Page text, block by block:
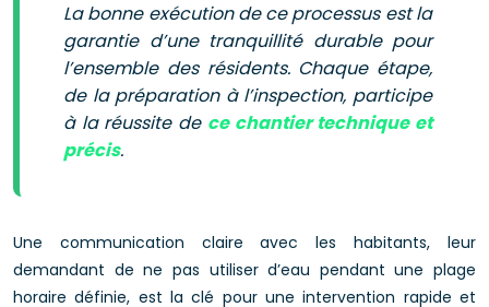
La bonne exécution de ce processus est la
garantie d’une tranquillité durable pour
l’ensemble des résidents. Chaque étape,
de la préparation à l’inspection, participe
à la réussite de ce chantier technique et
précis.
Une communication claire avec les habitants, leur
demandant de ne pas utiliser d’eau pendant une plage
horaire définie, est la clé pour une intervention rapide et